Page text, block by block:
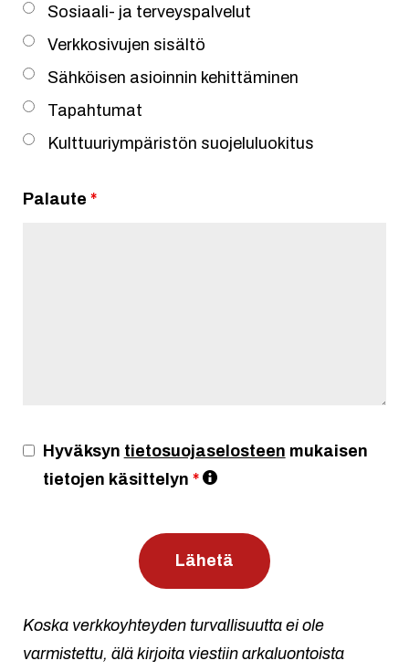
Sosiaali- ja terveyspalvelut
Verkkosivujen sisältö
Sähköisen asioinnin kehittäminen
Tapahtumat
Kulttuuriympäristön suojeluluokitus
Palaute *
Hyväksyn tietosuojaselosteen mukaisen
tietojen käsittelyn *
Koska verkkoyhteyden turvallisuutta ei ole
varmistettu, älä kirjoita viestiin arkaluontoista